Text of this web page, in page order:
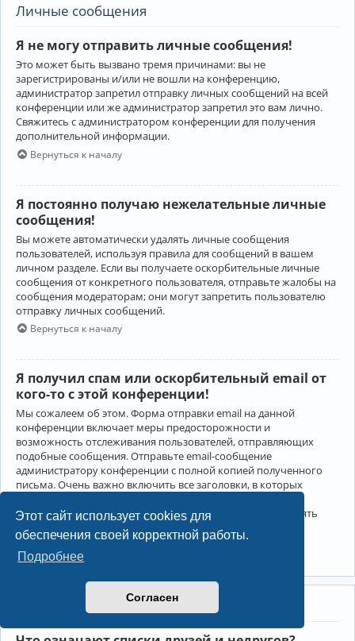
Этот сайт использует cookies для
обеспечения своей корректной работы.
Подробнее
Согласен
Личные сообщения
Я не могу отправить личные сообщения!
Это может быть вызвано тремя причинами: вы не
зарегистрированы и/или не вошли на конференцию,
администратор запретил отправку личных сообщений на всей
конференции или же администратор запретил это вам лично.
Свяжитесь с администратором конференции для получения
дополнительной информации.
Вернуться к началу
Я постоянно получаю нежелательные личные
сообщения!
Вы можете автоматически удалять личные сообщения
пользователей, используя правила для сообщений в вашем
личном разделе. Если вы получаете оскорбительные личные
сообщения от конкретного пользователя, отправьте жалобы на
сообщения модераторам; они могут запретить пользователю
отправку личных сообщений.
Вернуться к началу
Я получил спам или оскорбительный email от
кого-то с этой конференции!
Мы сожалеем об этом. Форма отправки email на данной
конференции включает меры предосторожности и
возможность отслеживания пользователей, отправляющих
подобные сообщения. Отправьте email-сообщение
администратору конференции с полной копией полученного
письма. Очень важно включить все заголовки, в которых
Администратор конференции сможет в этом случае принять
меры.
Друзья и недруги